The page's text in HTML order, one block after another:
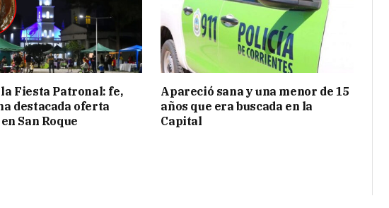
la Fiesta Patronal: fe,
destacada oferta
San Roque
Apareció sana y una menor de 15
años que era buscada en la
Capital